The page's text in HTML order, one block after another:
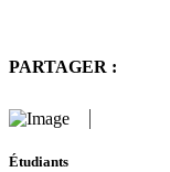
PARTAGER :
Étudiants